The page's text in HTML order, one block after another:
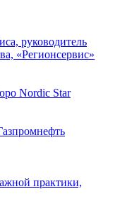
руководитель
«Регионсервис»
Nordic Star
практики,